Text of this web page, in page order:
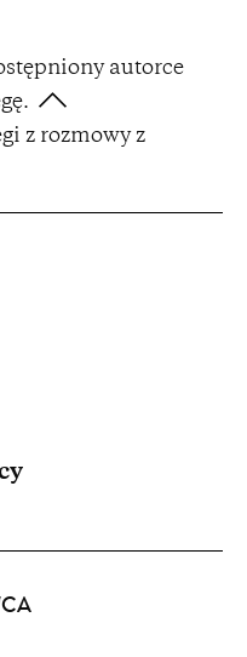
autorce
z rozmowy z